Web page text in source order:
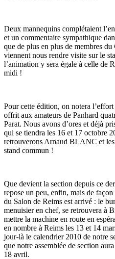
Deux mannequins complétaient
et un commentaire sympathique
que de plus en plus de membres
viennent nous rendre visite sur le
l’animation y sera égale à celle de
midi !
Pour cette édition, on notera
offrit aux amateurs de Panhard
Parat. Nous avons d’ores et déjà
qui se tiendra les 16 et 17 octobre
retrouverons Arnaud BLANC et
stand commun !
Que devient la section depuis ce
repose un peu, enfin, mais de
du Salon de Reims est arrivé : le
menuisier en chef, se retrouvera à
mettre la machine en route en
en nombre à Reims les 13 et 14
jour-là le calendrier 2010 de notre
que notre assemblée de section
18 avril.